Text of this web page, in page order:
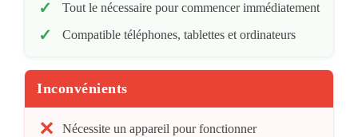
Tout le nécessaire pour commencer immédiatement
Compatible téléphones, tablettes et ordinateurs
Inconvénients
Nécessite un appareil pour fonctionner